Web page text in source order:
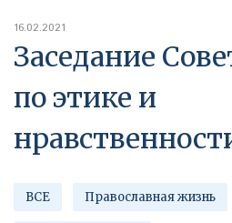
16.02.2021
Заседание
по этике и
ВСЕ Православная жизнь